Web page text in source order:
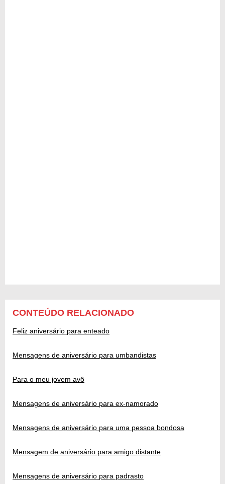
CONTEÚDO RELACIONADO
Feliz aniversário para enteado
Mensagens de aniversário para umbandistas
Para o meu jovem avô
Mensagens de aniversário para ex-namorado
Mensagens de aniversário para uma pessoa bondosa
Mensagem de aniversário para amigo distante
Mensagens de aniversário para padrasto